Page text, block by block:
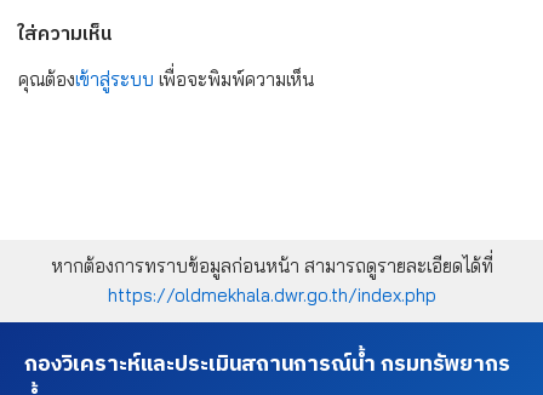
ใส่ความเห็น
คุณต้องเข้าสู่ระบบ เพื่อจะพิมพ์ความเห็น
หากต้องการทราบข้อมูลก่อนหน้า สามารถดูรายละเอียดได้ที่
https://oldmekhala.dwr.go.th/index.php
กองวิเคราะห์และประเมินสถานการณ์น้ำ กรมทรัพยากร